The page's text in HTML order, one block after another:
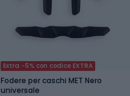
Extra -5% con codice EXTRA
Fodere per caschi MET Nero
universale